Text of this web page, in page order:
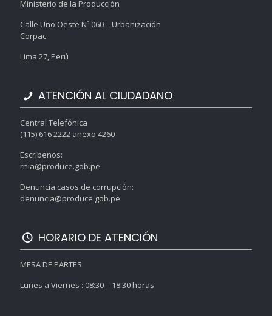
Ministerio de la Producción
Calle Uno Oeste Nº 060 – Urbanización
Corpac
Lima 27, Perú
ATENCIÓN AL CIUDADANO
Central Telefónica
(115) 616 2222 anexo 4260
Escríbenos:
rnia@produce.gob.pe
Denuncia casos de corrupción:
denuncia@produce.gob.pe
HORARIO DE ATENCIÓN
MESA DE PARTES
Lunes a Viernes : 08:30 – 18:30 horas